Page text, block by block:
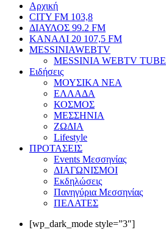
Αρχική
CITY FM 103,8
ΔΙΑΥΛΟΣ 99.2 FM
ΚΑΝΑΛΙ 20 107,5 FM
MESSINIAWEBTV
MESSINIA WEBTV TUBE
Eιδήσεις
ΜΟΥΣΙΚΑ ΝΕΑ
ΕΛΛΑΔΑ
ΚΟΣΜΟΣ
ΜΕΣΣΗΝΙΑ
ΖΩΔΙΑ
Lifestyle
ΠΡΟΤΑΣΕΙΣ
Events Μεσσηνίας
ΔΙΑΓΩΝΙΣΜΟΙ
Εκδηλώσεις
Πανηγύρια Μεσσηνίας
ΠΕΛΑΤΕΣ
[wp_dark_mode style=”3″]